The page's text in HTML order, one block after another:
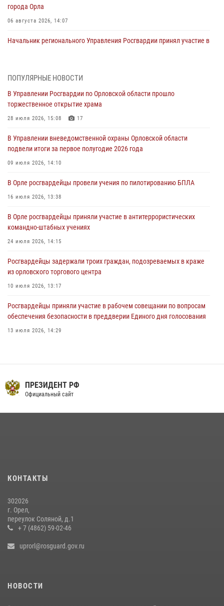
города Орла
06 августа 2026, 14:07
Начальник регионального Управления Росгвардии принял участие в
первое полугодие
05 августа 2026, 13:12
совершении противоправных действий
04 августа 2026, 14:21
04 августа 2026, 14:06
предоставлении госуслуг
03 августа 2026, 14:30
ПОПУЛЯРНЫЕ НОВОСТИ
В Управлении Росгвардии по Орловской области прошло
торжественное открытие храма
28 июля 2026, 15:08 17
В Управлении вневедомственной охраны Орловской области
подвели итоги за первое полугодие 2026 года
09 июля 2026, 14:10
В Орле росгвардейцы провели учения по пилотированию БПЛА
16 июля 2026, 13:38
В Орле росгвардейцы приняли участие в антитеррористических
командно-штабных учениях
24 июля 2026, 14:15
Росгвардейцы задержали троих граждан, подозреваемых в краже
из орловского торгового центра
10 июля 2026, 13:17
Росгвардейцы приняли участие в рабочем совещании по вопросам
обеспечения безопасности в преддверии Единого дня голосования
13 июля 2026, 14:29
Сотрудники Росгвардии пресекли дебош в орловском кафе
15 июля 2026, 14:49
ПРЕЗИДЕНТ РФ
Официальный сайт
КОНТАКТЫ
302026
г. Орел,
переулок Соляной, д.1
+ 7 (4862) 59-02-46
uprorl@rosguard.gov.ru
НОВОСТИ